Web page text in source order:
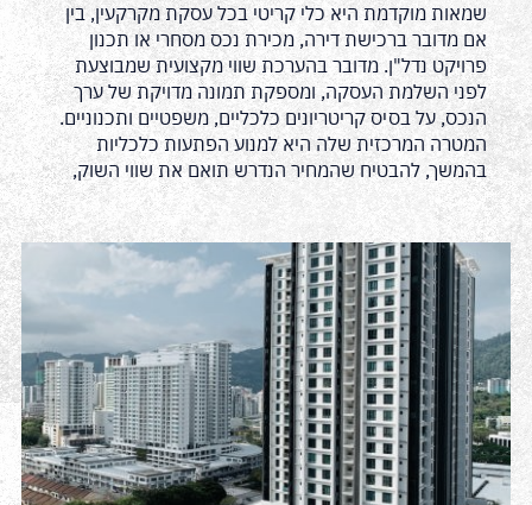
שמאות מוקדמת היא כלי קריטי בכל עסקת מקרקעין, בין
אם מדובר ברכישת דירה, מכירת נכס מסחרי או תכנון
פרויקט נדל"ן. מדובר בהערכת שווי מקצועית שמבוצעת
לפני השלמת העסקה, ומספקת תמונה מדויקת של ערך
הנכס, על בסיס קריטריונים כלכליים, משפטיים ותכנוניים.
המטרה המרכזית שלה היא למנוע הפתעות כלכליות
בהמשך, להבטיח שהמחיר הנדרש תואם את שווי השוק,